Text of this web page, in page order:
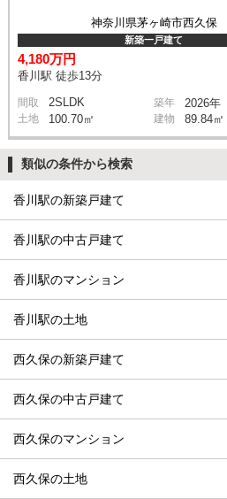
神奈川県茅ヶ崎市西久保
新築一戸建て
4,180万円
香川駅 徒歩13分
間取 2SLDK 築年 2026年
土地 100.70㎡ 建物 89.84㎡
類似の条件から検索
香川駅の新築戸建て
香川駅の中古戸建て
香川駅のマンション
香川駅の土地
西久保の新築戸建て
西久保の中古戸建て
西久保のマンション
西久保の土地